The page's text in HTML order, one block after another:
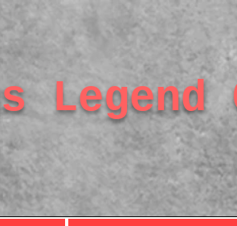
Legend